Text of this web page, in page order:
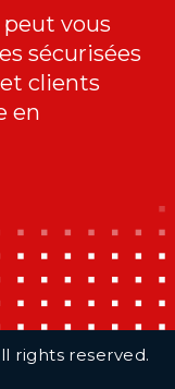
vous
sécurisées
clients
en
rights reserved.